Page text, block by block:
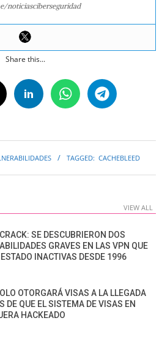
noticiasciberseguridad
Share this...
TAGGED: CACHEBLEED
VIEW ALL
SE DESCUBRIERON DOS
GRAVES EN LAS VPN QUE
INACTIVAS DESDE 1996
OTORGARÁ VISAS A LA LLEGADA
DE QUE EL SISTEMA DE VISAS EN
HACKEADO